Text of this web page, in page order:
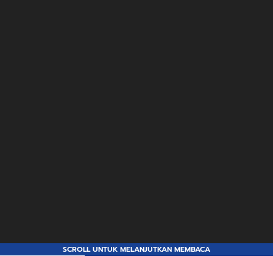
SCROLL UNTUK MELANJUTKAN MEMBACA